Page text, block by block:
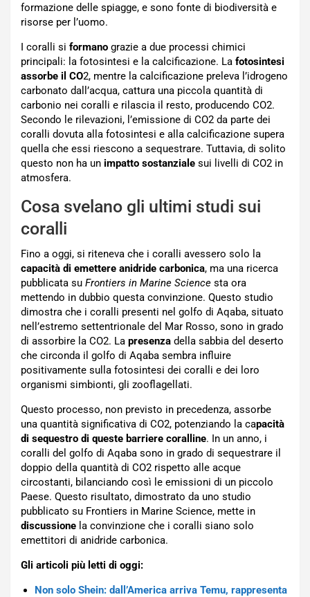
formazione delle spiagge, e sono fonte di biodiversità e
risorse per l’uomo.
I coralli si formano grazie a due processi chimici
principali: la fotosintesi e la calcificazione. La fotosintesi
assorbe il CO2, mentre la calcificazione preleva l’idrogeno
carbonato dall’acqua, cattura una piccola quantità di
carbonio nei coralli e rilascia il resto, producendo CO2.
Secondo le rilevazioni, l’emissione di CO2 da parte dei
coralli dovuta alla fotosintesi e alla calcificazione supera
quella che essi riescono a sequestrare. Tuttavia, di solito
questo non ha un impatto sostanziale sui livelli di CO2 in
atmosfera.
Cosa svelano gli ultimi studi sui
coralli
Fino a oggi, si riteneva che i coralli avessero solo la
capacità di emettere anidride carbonica, ma una ricerca
pubblicata su Frontiers in Marine Science sta ora
mettendo in dubbio questa convinzione. Questo studio
dimostra che i coralli presenti nel golfo di Aqaba, situato
nell’estremo settentrionale del Mar Rosso, sono in grado
di assorbire la CO2. La presenza della sabbia del deserto
che circonda il golfo di Aqaba sembra influire
positivamente sulla fotosintesi dei coralli e dei loro
organismi simbionti, gli zooflagellati.
Questo processo, non previsto in precedenza, assorbe
una quantità significativa di CO2, potenziando la capacità
di sequestro di queste barriere coralline. In un anno, i
coralli del golfo di Aqaba sono in grado di sequestrare il
doppio della quantità di CO2 rispetto alle acque
circostanti, bilanciando così le emissioni di un piccolo
Paese. Questo risultato, dimostrato da uno studio
pubblicato su Frontiers in Marine Science, mette in
discussione la convinzione che i coralli siano solo
emettitori di anidride carbonica.
Gli articoli più letti di oggi:
Non solo Shein: dall’America arriva Temu, rappresenta